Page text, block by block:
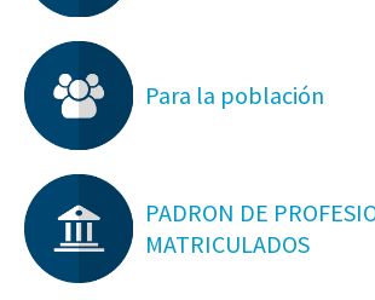
Para la población
PADRON DE
MATRICULADOS